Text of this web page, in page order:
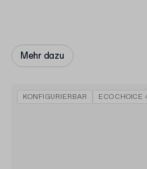
Mehr dazu
KONFIGURIERBAR ECO CHOICE